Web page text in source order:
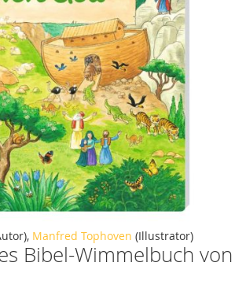
Manfred Tophoven (Illustrator)
Bibel-Wimmelbuch von